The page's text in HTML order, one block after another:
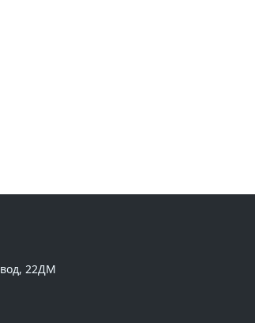
22ДМ